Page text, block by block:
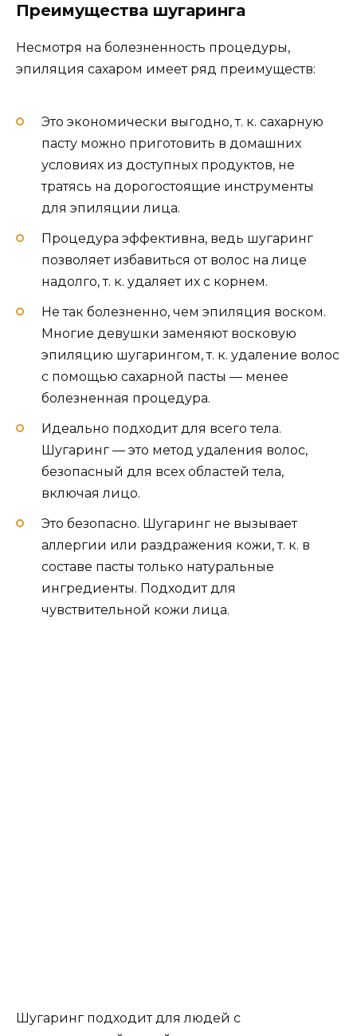
Преимущества шугаринга
Несмотря на болезненность процедуры,
эпиляция сахаром имеет ряд преимуществ:
Это экономически выгодно, т. к. сахарную
пасту можно приготовить в домашних
условиях из доступных продуктов, не
тратясь на дорогостоящие инструменты
для эпиляции лица.
Процедура эффективна, ведь шугаринг
позволяет избавиться от волос на лице
надолго, т. к. удаляет их с корнем.
Не так болезненно, чем эпиляция воском.
Многие девушки заменяют восковую
эпиляцию шугарингом, т. к. удаление волос
с помощью сахарной пасты — менее
болезненная процедура.
Идеально подходит для всего тела.
Шугаринг — это метод удаления волос,
безопасный для всех областей тела,
включая лицо.
Это безопасно. Шугаринг не вызывает
аллергии или раздражения кожи, т. к. в
составе пасты только натуральные
ингредиенты. Подходит для
чувствительной кожи лица.
Шугаринг подходит для людей с